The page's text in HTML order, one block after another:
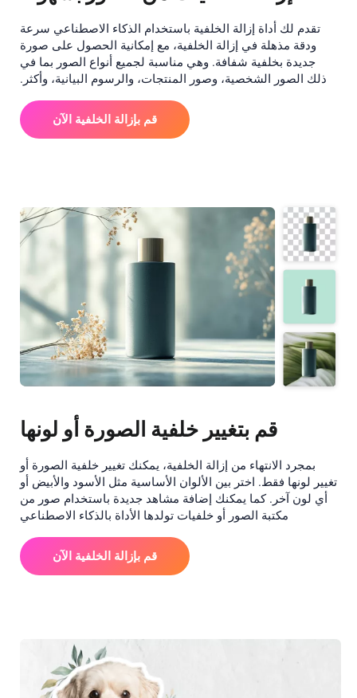
تقدم لك أداة إزالة الخلفية باستخدام الذكاء الاصطناعي سرعة
ودقة مذهلة في إزالة الخلفية، مع إمكانية الحصول على صورة
جديدة بخلفية شفافة. وهي مناسبة لجميع أنواع الصور بما في
ذلك الصور الشخصية، وصور المنتجات، والرسوم البيانية، وأكثر.
قم بإزالة الخلفية الآن
قم بتغيير خلفية الصورة أو لونها
بمجرد الانتهاء من إزالة الخلفية، يمكنك تغيير خلفية الصورة أو
تغيير لونها فقط. اختر بين الألوان الأساسية مثل الأسود والأبيض أو
أي لون آخر. كما يمكنك إضافة مشاهد جديدة باستخدام صور من
مكتبة الصور أو خلفيات تولدها الأداة بالذكاء الاصطناعي
قم بإزالة الخلفية الآن